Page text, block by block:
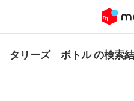
タリーズ ボトル の検索